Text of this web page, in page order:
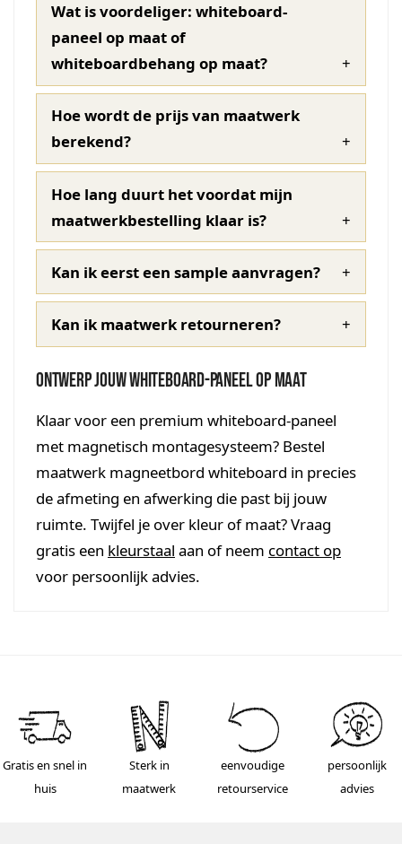
Wat is voordeliger: whiteboard-
paneel op maat of
whiteboardbehang op maat?
Hoe wordt de prijs van maatwerk
berekend?
Hoe lang duurt het voordat mijn
maatwerkbestelling klaar is?
Kan ik eerst een sample aanvragen?
Kan ik maatwerk retourneren?
Ontwerp jouw whiteboard-paneel op maat
Klaar voor een premium whiteboard-paneel
met magnetisch montagesysteem? Bestel
maatwerk magneetbord whiteboard in precies
de afmeting en afwerking die past bij jouw
ruimte. Twijfel je over kleur of maat? Vraag
gratis een kleurstaal aan of neem contact op
voor persoonlijk advies.
Gratis en snel in
huis
Sterk in
maatwerk
eenvoudige
retourservice
persoonlijk
advies